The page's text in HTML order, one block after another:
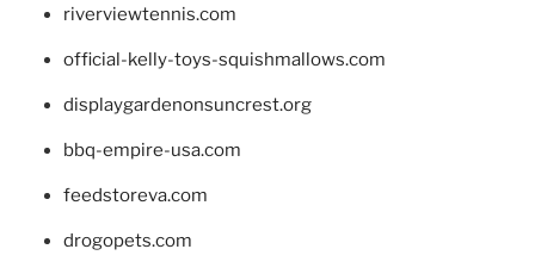
riverviewtennis.com
official-kelly-toys-squishmallows.com
displaygardenonsuncrest.org
bbq-empire-usa.com
feedstoreva.com
drogopets.com